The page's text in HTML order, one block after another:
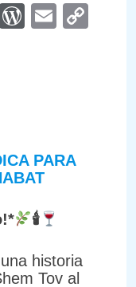
PinterestEmail
PARA
🕯
historia
Tov al